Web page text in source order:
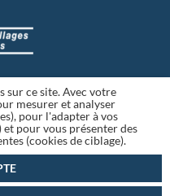
sur ce site. Avec votre
mesurer et analyser
pour l'adapter à vos
pour vous présenter des
(cookies de ciblage).